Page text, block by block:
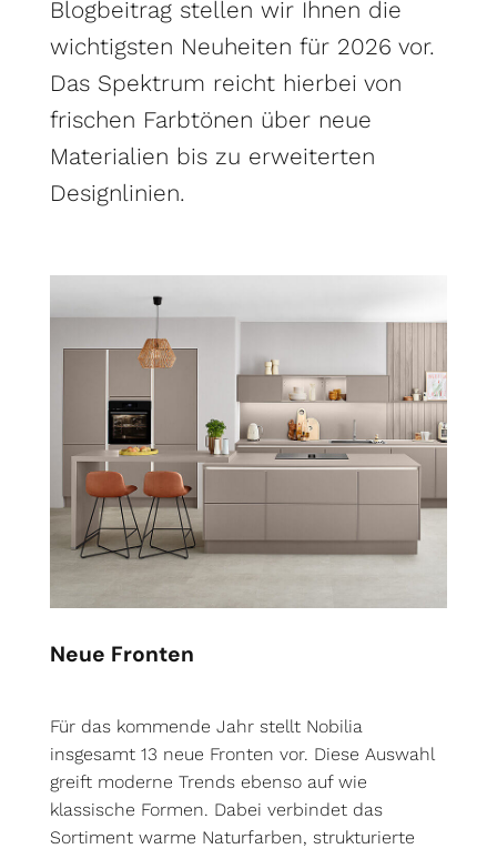
Blogbeitrag stellen wir Ihnen die
wichtigsten Neuheiten für 2026 vor.
Das Spektrum reicht hierbei von
frischen Farbtönen über neue
Materialien bis zu erweiterten
Designlinien.
Neue Fronten
Für das kommende Jahr stellt Nobilia
insgesamt 13 neue Fronten vor. Diese Auswahl
greift moderne Trends ebenso auf wie
klassische Formen. Dabei verbindet das
Sortiment warme Naturfarben, strukturierte